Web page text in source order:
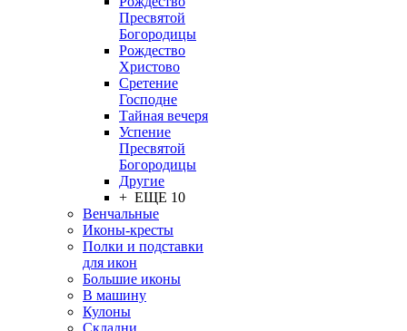
Пресвятой
Богородицы
Рождество
Христово
Сретение
Господне
Тайная вечеря
Успение
Пресвятой
Богородицы
Другие
+ ЕЩЕ 10
Венчальные
Иконы-кресты
Полки и подставки
для икон
Большие иконы
В машину
Кулоны
Складни